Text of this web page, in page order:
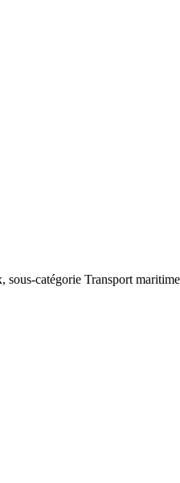
catégorie Transport